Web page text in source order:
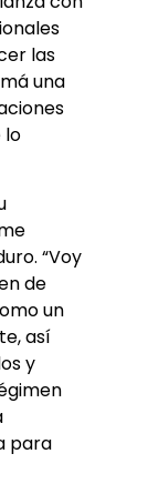
las
una
lo
“Voy
de
un
así
y
para